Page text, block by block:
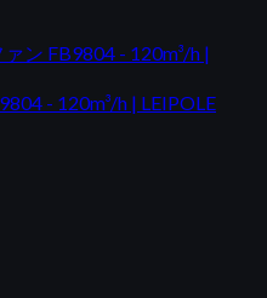
ン FB9804 - 120m³/h |